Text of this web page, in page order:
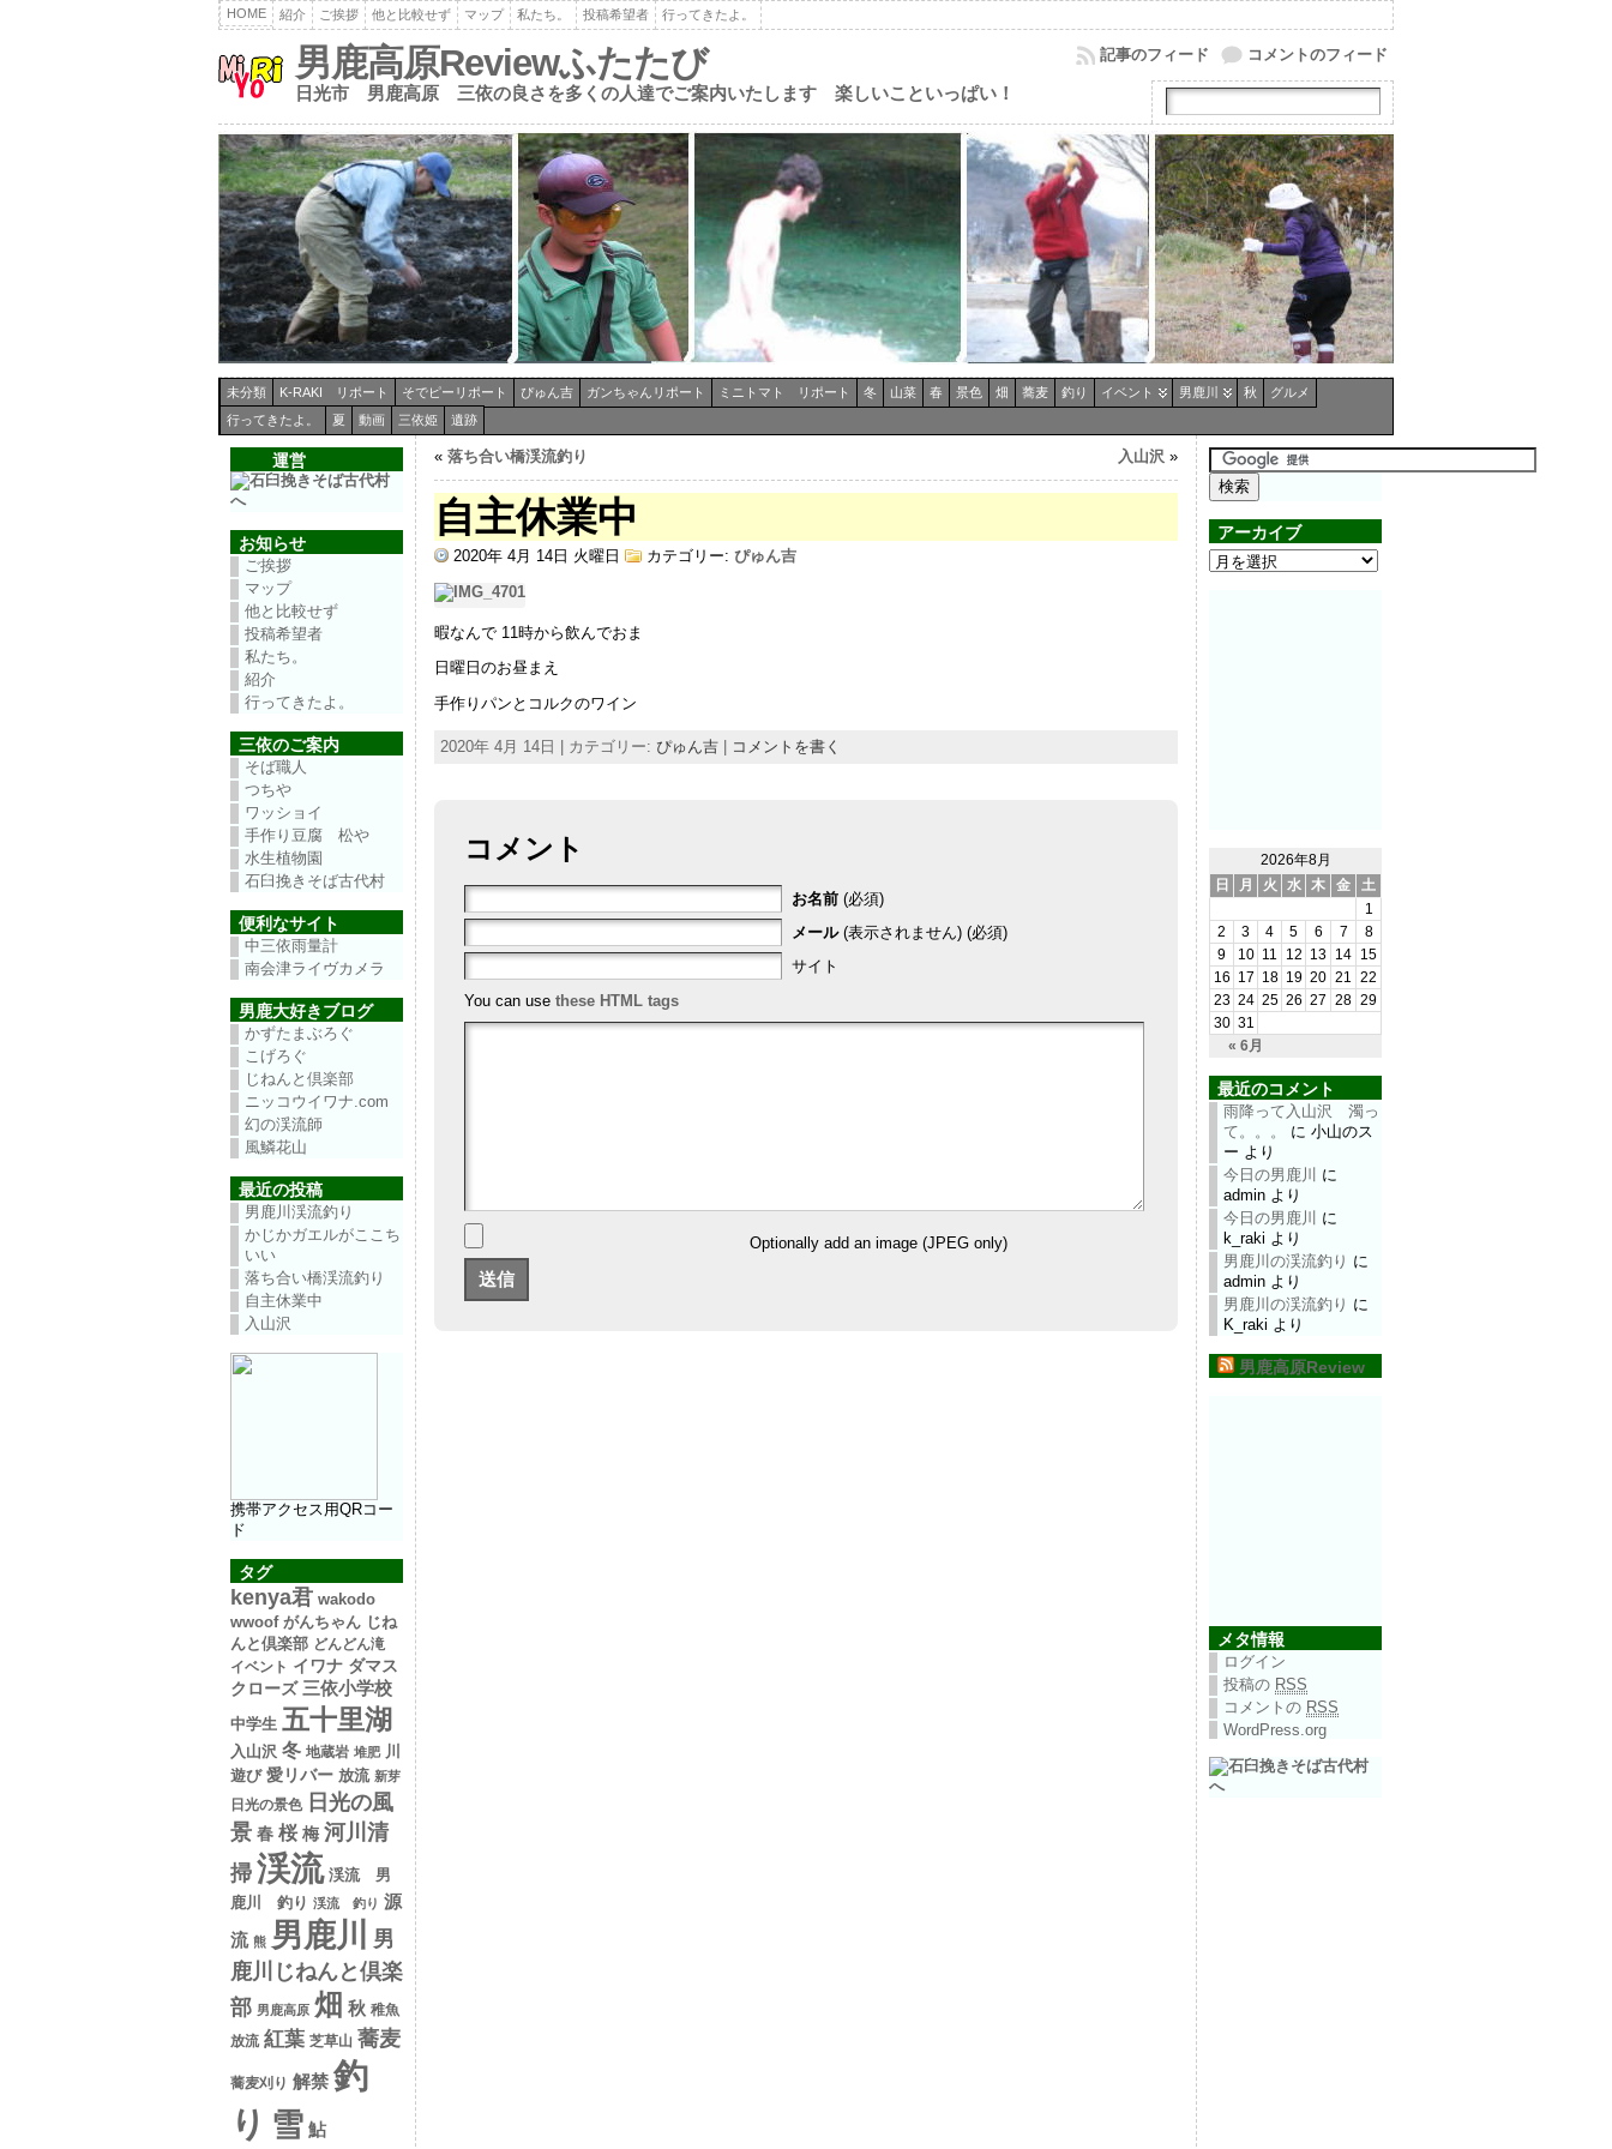
HOME 紹介 ご挨拶 他と比較せず マップ 私たち。 投稿希望者 行ってきたよ。
男鹿高原Reviewふたたび
日光市 男鹿高原 三依の良さを多くの人達でご案内いたします 楽しいこといっぱい！
コメントのフィード
記事のフィード
未分類 K-RAKI リポート そでピーリポート ぴゅん吉 ガンちゃんリポート ミニトマト リポート 冬 山菜 春 景色 畑 蕎麦 釣り イベント 男鹿川 秋
グルメ
行ってきたよ。
夏 動画 三依姫 遺跡
運営
お知らせ
ご挨拶
マップ
他と比較せず
投稿希望者
私たち。
紹介
行ってきたよ。
三依のご案内
そば職人
つちや
ワッショイ
手作り豆腐 松や
水生植物園
石臼挽きそば古代村
便利なサイト
中三依雨量計
南会津ライヴカメラ
男鹿大好きブログ
かずたまぶろぐ
こげろぐ
じねんと倶楽部
ニッコウイワナ.com
幻の渓流師
風鱗花山
最近の投稿
男鹿川渓流釣り
かじかガエルがここち
いい
落ち合い橋渓流釣り
自主休業中
入山沢
携帯アクセス用QRコー
ド
タグ
kenya君 wakodo
wwoof がんちゃん じね
んと倶楽部 どんどん滝
イベント イワナ ダマス
クローズ 三依小学校
中学生 五十里湖
入山沢 冬 地蔵岩 堆肥 川
遊び 愛リバー 放流 新芽
日光の景色
日光の風
景 春 桜 梅 河川清
掃渓流 渓流 男
鹿川 釣り 渓流 釣り 源
流 熊 男鹿川
男
鹿川じねんと倶楽
部 男鹿高原 畑 秋 稚魚
放流 紅葉 芝草山 蕎麦
蕎麦刈り 解禁 釣
り 雪 鮎
« 落ち合い橋渓流釣り 入山沢 »
自主休業中
2020年 4月 14日 火曜日 カテゴリー: ぴゅん吉
暇なんで 11時から飲んでおま
日曜日のお昼まえ
手作りパンとコルクのワイン
2020年 4月 14日 | カテゴリー: ぴゅん吉 コメントを書く
コメント
お名前 (必須)
メール(表示されません) (必須)
サイト
You can use these HTML tags
Optionally add an image (JPEG only)
アーカイブ
2026年8月
日
月 火 水 木 金 土
« 6月
1
2
3 4 5 6 7
8
9
10 11 12 13 14
15
16
17 18 19 20 21
22
23 24 25 26 27 28 29
30 31
最近のコメント
雨降って入山沢 濁っ
て。。。
に 小山のス
ー より
今日の男鹿川
に
admin より
今日の男鹿川
に
k_raki より
男鹿川の渓流釣り に
admin より
男鹿川の渓流釣り に
K_raki より
男鹿高原Review
メタ情報
ログイン
投稿の RSS
コメントの RSS
WordPress.org